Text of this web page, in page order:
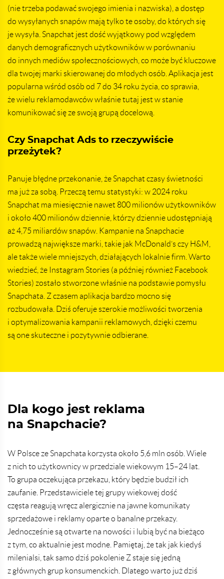
(nie trzeba podawać swojego imienia i nazwiska), a dostęp
do wysyłanych snapów mają tylko te osoby, do których się
je wysyła. Snapchat jest dość wyjątkowy pod względem
danych demograficznych użytkowników w porównaniu
do innych mediów społecznościowych, co może być kluczowe
dla twojej marki skierowanej do młodych osób. Aplikacja jest
popularna wśród osób od 7 do 34 roku życia, co sprawia,
że wielu reklamodawców właśnie tutaj jest w stanie
komunikować się ze swoją grupą docelową.
Czy Snapchat Ads to rzeczywiście
przeżytek?
Panuje błędne przekonanie, że Snapchat czasy świetności
ma już za sobą. Przeczą temu statystyki: w 2024 roku
Snapchat ma miesięcznie nawet 800 milionów użytkowników
i około 400 milionów dziennie, którzy dziennie udostępniają
aż 4,75 miliardów snapów. Kampanie na Snapchacie
prowadzą największe marki, takie jak McDonald’s czy H&M,
ale także wiele mniejszych, działających lokalnie firm. Warto
wiedzieć, że Instagram Stories (a później również Facebook
Stories) zostało stworzone właśnie na podstawie pomysłu
Snapchata. Z czasem aplikacja bardzo mocno się
rozbudowała. Dziś oferuje szerokie możliwości tworzenia
i optymalizowania kampanii reklamowych, dzięki czemu
są one skuteczne i pozytywnie odbierane.
Dla kogo jest reklama
na Snapchacie?
W Polsce ze Snapchata korzysta około 5,6 mln osób. Wiele
z nich to użytkownicy w przedziale wiekowym 15–24 lat.
To grupa oczekująca przekazu, który będzie budził ich
zaufanie. Przedstawiciele tej grupy wiekowej dość
częsta reagują wręcz alergicznie na jawne komunikaty
sprzedażowe i reklamy oparte o banalne przekazy.
Jednocześnie są otwarte na nowości i lubią być na bieżąco
z tym, co aktualnie jest modne. Pamiętaj, że tak jak kiedyś
milenialsi, tak samo dziś pokolenie Z staje się jedną
z głównych grup konsumenckich. Dlatego warto już dziś